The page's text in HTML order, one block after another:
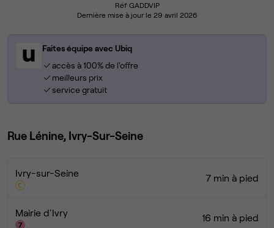
Réf GADDVIP
Dernière mise à jour le 29 avril 2026
Faites équipe avec Ubiq
accès à 100% de l'offre
meilleurs prix
service gratuit
Rue Lénine, Ivry-Sur-Seine
Ivry-sur-Seine 7 min à pied
Mairie d'Ivry 16 min à pied